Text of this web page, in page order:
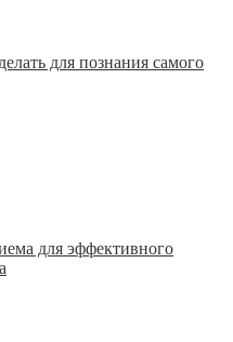
для познания самого
для эффективного